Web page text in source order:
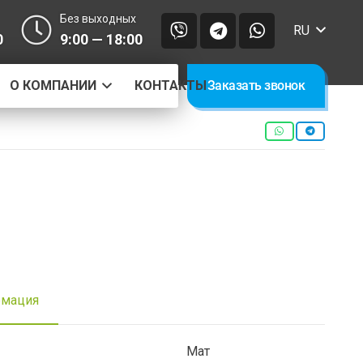
Без выходных
9:00 — 18:00
RU
О КОМПАНИИ КОНТАКТЫЗаказать звонок
Мат